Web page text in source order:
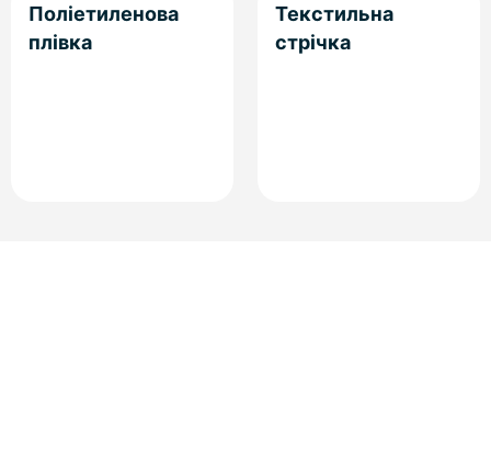
Поліетиленова
плівка
Текстильна
стрічка